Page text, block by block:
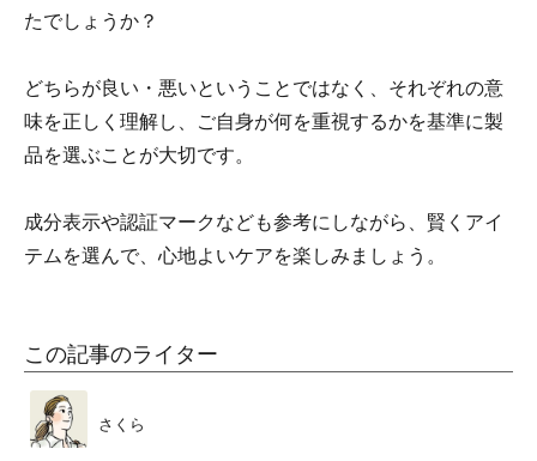
たでしょうか？
どちらが良い・悪いということではなく、それぞれの意
味を正しく理解し、ご自身が何を重視するかを基準に製
品を選ぶことが大切です。
成分表示や認証マークなども参考にしながら、賢くアイ
テムを選んで、心地よいケアを楽しみましょう。
この記事のライター
さくら